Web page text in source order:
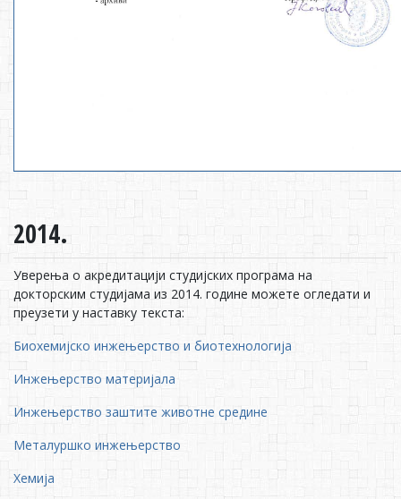
2014.
Уверења о акредитацији студијских програма на
докторским студијама из 2014. године можете огледати и
преузети у наставку текста:
Биохемијско инжењерство и биотехнологија
Инжењерство материјала
Инжењерство заштите животне средине
Металуршко инжењерство
Хемија